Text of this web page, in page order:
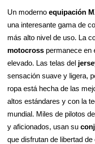
Un moderno equipación
una interesante gama de
más alto nivel de uso. La
motocross permanece en
elevado. Las telas del
sensación suave y ligera,
ropa está hecha de las
altos estándares y con la
mundial. Miles de pilotos
y aficionados, usan su
que disfrutan de libertad